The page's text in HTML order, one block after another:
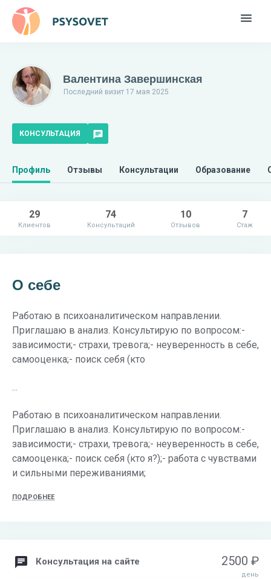
Валентина Завершинская
Последний визит 17 мая 2025
КОНСУЛЬТАЦИЯ
Профиль Отзывы Консультации Образование
29
Клиентов
74
Консультаций
10
Отзывов
7
Стаж
О себе
Работаю в психоаналитическом направлении.
Приглашаю в анализ. Консультирую по вопросом:-
зависимости;- страхи, тревога;- неуверенность в себе,
самооценка;- поиск себя (кто
...
Работаю в психоаналитическом направлении.
Приглашаю в анализ. Консультирую по вопросом:-
зависимости;- страхи, тревога;- неуверенность в себе,
самооценка;- поиск себя (кто я?);- работа с чувствами
и сильными переживаниями;
ПОДРОБНЕЕ
Консультация на сайте 2500 ₽
день